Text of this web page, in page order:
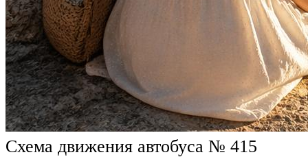
Схема движения автобуса № 415